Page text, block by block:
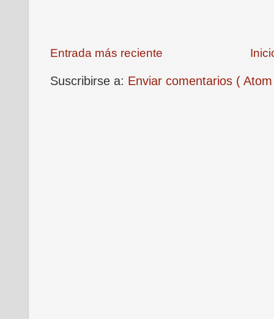
Entrada más reciente
Suscribirse a: Enviar comentarios (